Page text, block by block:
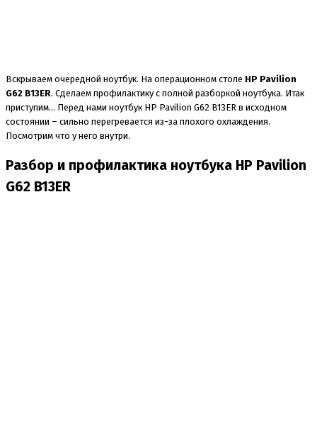
Вскрываем очередной ноутбук. На операционном столе HP Pavilion
G62 B13ER. Сделаем профилактику с полной разборкой ноутбука. Итак
приступим… Перед нами ноутбук HP Pavilion G62 B13ER в исходном
состоянии – сильно перегревается из-за плохого охлаждения.
Посмотрим что у него внутри.
Разбор и профилактика ноутбука HP Pavilion
G62 B13ER